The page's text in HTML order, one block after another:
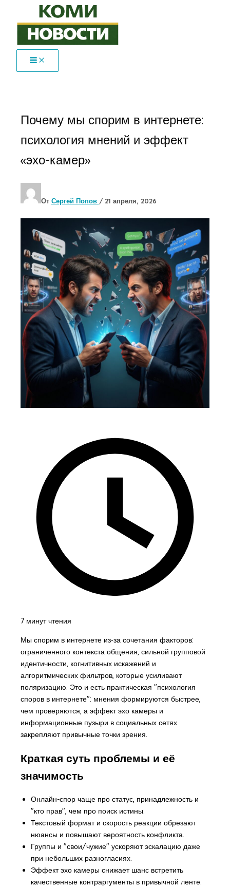
содержимому
Почему мы спорим в интернете:
психология мнений и эффект
«эхо-камер»
От Сергей Попов / 21 апреля, 2026
7 минут чтения
Мы спорим в интернете из‑за сочетания факторов:
ограниченного контекста общения, сильной групповой
идентичности, когнитивных искажений и
алгоритмических фильтров, которые усиливают
поляризацию. Это и есть практическая "психология
споров в интернете": мнения формируются быстрее,
чем проверяются, а эффект эхо камеры и
информационные пузыри в социальных сетях
закрепляют привычные точки зрения.
Краткая суть проблемы и её
значимость
Онлайн-спор чаще про статус, принадлежность и
"кто прав", чем про поиск истины.
Текстовый формат и скорость реакции обрезают
нюансы и повышают вероятность конфликта.
Группы и "свои/чужие" ускоряют эскалацию даже
при небольших разногласиях.
Эффект эхо камеры снижает шанс встретить
качественные контраргументы в привычной ленте.